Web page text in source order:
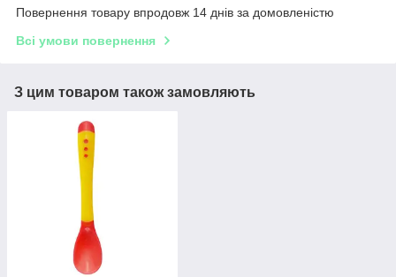
Повернення товару впродовж 14 днів за домовленістю
Всі умови повернення
З цим товаром також замовляють